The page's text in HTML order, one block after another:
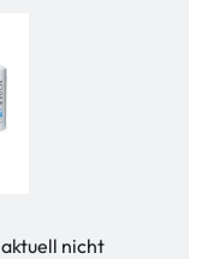
nicht